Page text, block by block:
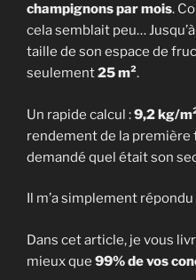
champignons par mois.
cela semblait peu…
taille de son espace de
seulement25 m².
Un rapide calcul :9,2 kg/
rendement de la première
demandé quel était son
Il m’a simplement répondu
Dans cet article, je vous
mieux que 99% de vos